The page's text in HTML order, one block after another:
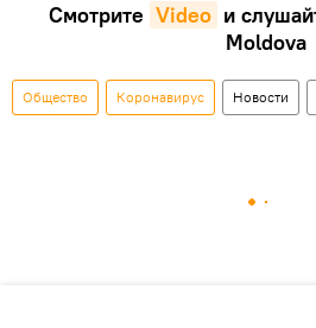
Смотрите Video и
Moldova
Общество Коронавирус Новости